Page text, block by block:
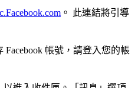
。 此連結將引導
Facebook 帳號，請登入您的帳